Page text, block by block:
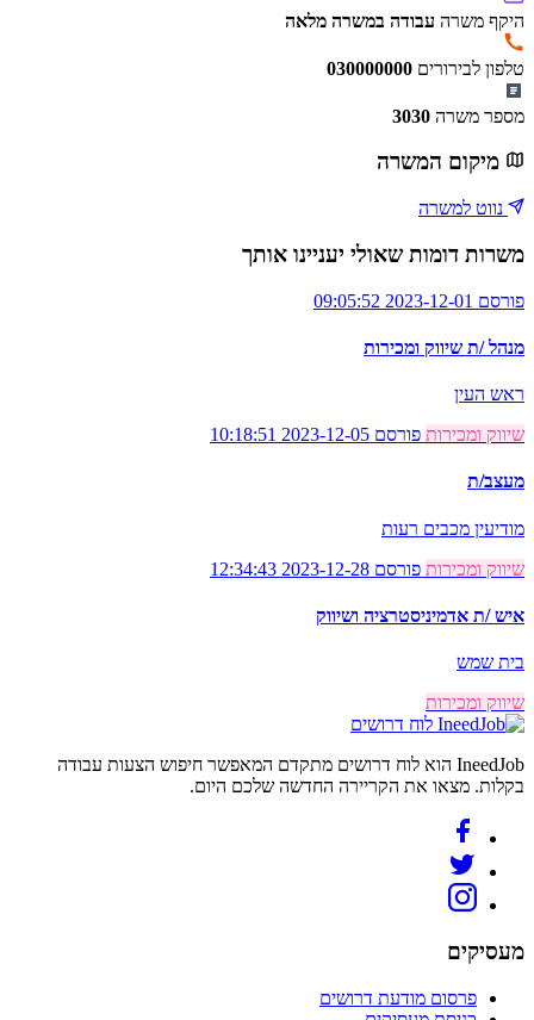
היקף משרה עבודה במשרה מלאה
טלפון לבירורים 030000000
מספר משרה 3030
מיקום המשרה
נווט למשרה
משרות דומות שאולי יעניינו אותך
פורסם 2023-12-01 09:05:52
מנהל /ת שיווק ומכירות
ראש העין
שיווק ומכירות פורסם 2023-12-05 10:18:51
מעצב/ת
מודיעין מכבים רעות
שיווק ומכירות פורסם 2023-12-28 12:34:43
איש /ת אדמיניסטרציה ושיווק
בית שמש
שיווק ומכירות
לוח דרושים
IneedJob הוא לוח דרושים מתקדם המאפשר חיפוש הצעות עבודה
בקלות. מצאו את הקריירה החדשה שלכם היום.
מעסיקים
פרסום מודעת דרושים